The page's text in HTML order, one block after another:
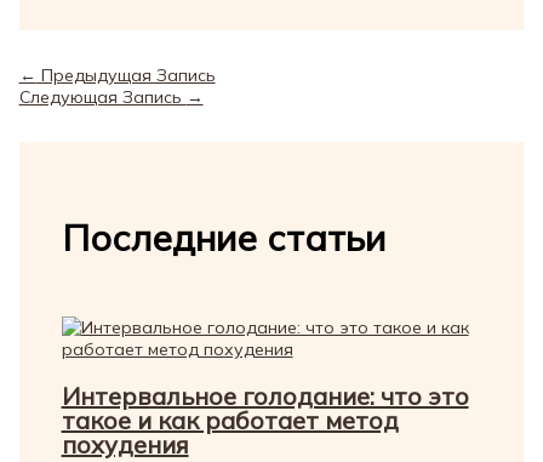
← Предыдущая Запись
Следующая Запись →
Последние статьи
Интервальное голодание: что это
такое и как работает метод
похудения